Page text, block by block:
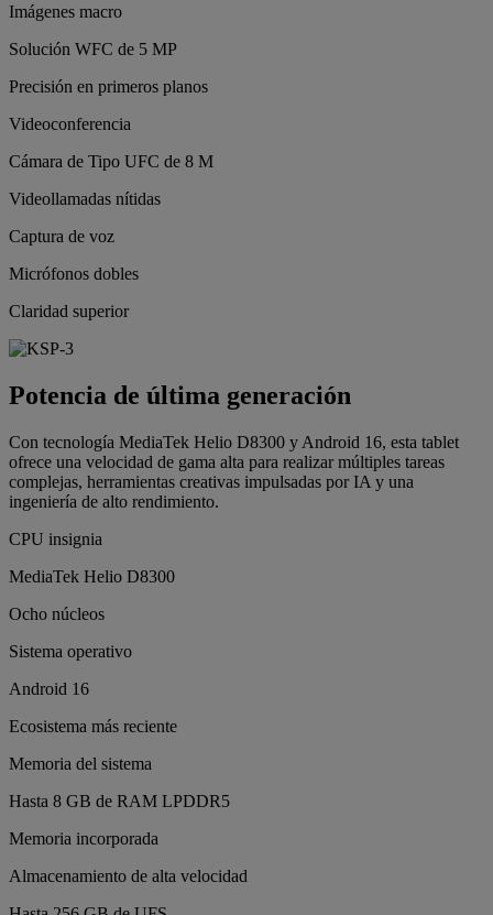
Imágenes macro
Solución WFC de 5 MP
Precisión en primeros planos
Videoconferencia
Cámara de Tipo UFC de 8 M
Videollamadas nítidas
Captura de voz
Micrófonos dobles
Claridad superior
Potencia de última generación
Con tecnología MediaTek Helio D8300 y Android 16, esta tablet
ofrece una velocidad de gama alta para realizar múltiples tareas
complejas, herramientas creativas impulsadas por IA y una
ingeniería de alto rendimiento.
CPU insignia
MediaTek Helio D8300
Ocho núcleos
Sistema operativo
Android 16
Ecosistema más reciente
Memoria del sistema
Hasta 8 GB de RAM LPDDR5
Memoria incorporada
Almacenamiento de alta velocidad